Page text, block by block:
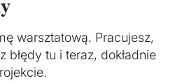
warsztatową. Pracujesz,
błędy tu i teraz, dokładnie